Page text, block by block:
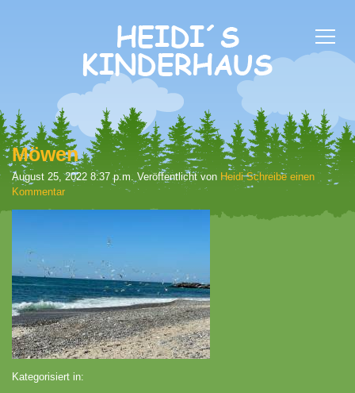
Möwen
August 25, 2022 8:37 p.m. Veröffentlicht von Heidi Schreibe einen
Kommentar
Kategorisiert in: